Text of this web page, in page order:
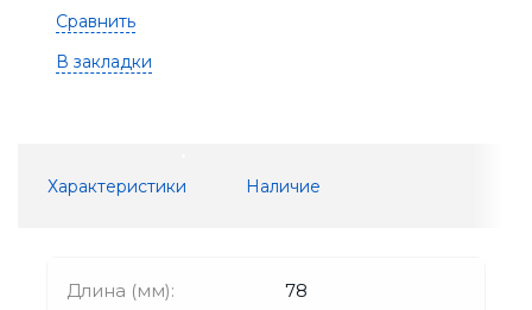
Сравнить
В закладки
Характеристики Наличие
Длина (мм): 78